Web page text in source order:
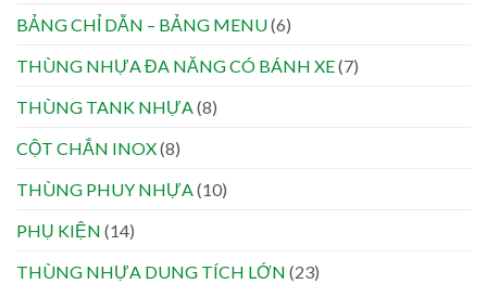
BẢNG CHỈ DẪN – BẢNG MENU(6)
THÙNG NHỰA ĐA NĂNG CÓ BÁNH XE(7)
THÙNG TANK NHỰA (8)
CỘT CHẮN INOX(8)
THÙNG PHUY NHỰA (10)
PHỤ KIỆN (14)
THÙNG NHỰA DUNG TÍCH LỚN (23)